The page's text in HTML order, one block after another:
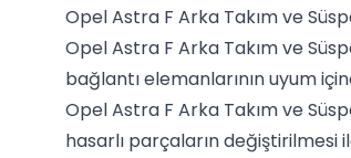
Opel Astra F Arka Takım ve
Opel Astra F Arka Takım ve
bağlantı elemanlarının uyum
Opel Astra F Arka Takım ve
hasarlı parçaların değiştirilmesi